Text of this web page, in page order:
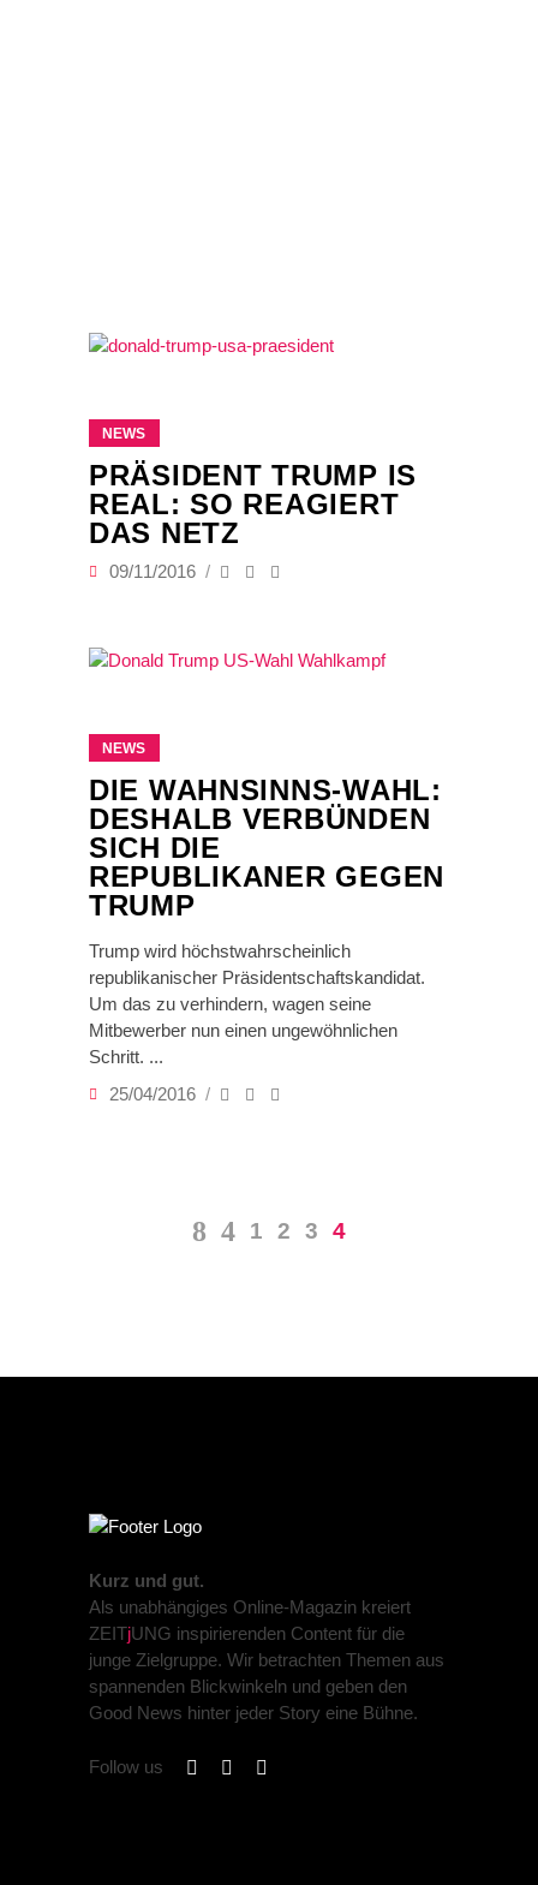
NEWS
PRÄSIDENT TRUMP IS
REAL: SO REAGIERT
DAS NETZ
09/11/2016
NEWS
DIE WAHNSINNS-WAHL:
DESHALB VERBÜNDEN
SICH DIE
REPUBLIKANER GEGEN
TRUMP
Trump wird höchstwahrscheinlich
republikanischer Präsidentschaftskandidat.
Um das zu verhindern, wagen seine
Mitbewerber nun einen ungewöhnlichen
Schritt.
25/04/2016
1 2 3 4
Kurz und gut.
Als unabhängiges Online-Magazin kreiert
ZEITjUNG inspirierenden Content für die
junge Zielgruppe. Wir betrachten Themen aus
spannenden Blickwinkeln und geben den
Good News hinter jeder Story eine Bühne.
Follow us